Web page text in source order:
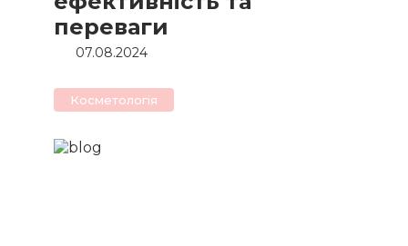
переваги
07.08.2024
Косметологiя